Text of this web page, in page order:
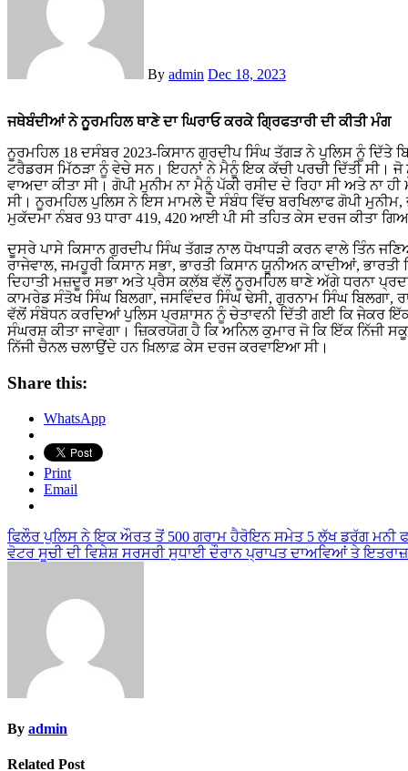
By admin Dec 18, 2023
ਜਥੇਬੰਦੀਆਂ ਨੇ ਨੂਰਮਹਿਲ ਥਾਣੇ ਦਾ ਘਿਰਾਓ ਕਰਕੇ ਗ੍ਰਿਫਤਾਰੀ ਦੀ ਕੀਤੀ ਮੰਗ
ਨੂਰਮਹਿਲ 18 ਦਸੰਬਰ 2023-ਕਿਸਾਨ ਗੁਰਦੀਪ ਸਿੰਘ ਤੱਗੜ ਨੇ ਪੁਲਿਸ ਨੂੰ ਦਿੱਤੇ
ਟਰੈਡਰਸ ਮਿੱਠੜਾ ਨੂੰ ਵੇਚੇ ਸਨ। ਇਹਨਾਂ ਨੇ ਮੈਨੂੰ ਇਕ ਕੱਚੀ ਪਰਚੀ ਦਿੱਤੀ ਸੀ।
ਵਾਅਦਾ ਕੀਤਾ ਸੀ। ਗੋਪੀ ਮੁਨੀਮ ਨਾ ਮੈਨੂੰ ਪੱਕੀ ਰਸੀਦ ਦੇ ਰਿਹਾ ਸੀ ਅਤੇ ਨਾ
ਸੀ। ਨੂਰਮਹਿਲ ਪੁਲਿਸ ਨੇ ਇਸ ਮਾਮਲੇ ਦੇ ਸੰਬੰਧ ਵਿੱਚ ਬਰਖਿਲਾਫ ਗੋਪੀ
ਮੁਕੱਦਮਾ ਨੰਬਰ 93 ਧਾਰਾ 419, 420 ਆਈ ਪੀ ਸੀ ਤਹਿਤ ਕੇਸ ਦਰਜ ਕੀਤਾ
ਦੂਸਰੇ ਪਾਸੇ ਕਿਸਾਨ ਗੁਰਦੀਪ ਸਿੰਘ ਤੱਗੜ ਨਾਲ ਧੋਖਾਧੜੀ ਕਰਨ ਵਾਲੇ ਤਿੰਨ
ਰਾਜੇਵਾਲ, ਜਮਹੂਰੀ ਕਿਸਾਨ ਸਭਾ, ਭਾਰਤੀ ਕਿਸਾਨ ਯੂਨੀਅਨ ਕਾਦੀਆਂ,
ਦਿਹਾਤੀ ਮਜ਼ਦੂਰ ਸਭਾ ਅਤੇ ਪ੍ਰੈਸ ਕਲੱਬ ਵੱਲੋਂ ਨੂਰਮਹਿਲ ਥਾਣੇ ਅੱਗੇ ਧਰਨਾ
ਕਾਮਰੇਡ ਸੰਤੋਖ ਸਿੰਘ ਬਿਲਗਾ, ਜਸਵਿੰਦਰ ਸਿੰਘ ਢੇਸੀ, ਗੁਰਨਾਮ ਸਿੰਘ ਬਿਲਗਾ,
ਵੱਲੋਂ ਸੰਬੋਧਨ ਕਰਦਿਆਂ ਪੁਲਿਸ ਪ੍ਰਸ਼ਾਸਨ ਨੂੰ ਚੇਤਾਵਨੀ ਦਿੱਤੀ ਗਈ ਕਿ ਜੇਕਰ
ਸੰਘਰਸ਼ ਕੀਤਾ ਜਾਵੇਗਾ। ਜ਼ਿਕਰਯੋਗ ਹੈ ਕਿ ਅਨਿਲ ਕੁਮਾਰ ਜੋ ਕਿ ਇੱਕ ਨਿੱਜੀ
ਨਿੱਜੀ ਚੈਨਲ ਚਲਾਉਂਦੇ ਹਨ ਖ਼ਿਲਾਫ਼ ਕੇਸ ਦਰਜ ਕਰਵਾਇਆ ਸੀ।
Share this:
WhatsApp
Print
Email
Post
navigation
ਫਿਲੌਰ ਪੁਲਿਸ ਨੇ ਇਕ ਔਰਤ ਤੋਂ 500 ਗਰਾਮ ਹੈਰੋਇਨ ਸਮੇਤ 5 ਲੱਖ ਡਰੱਗ ਮਨੀ
ਵੋਟਰ ਸੂਚੀ ਦੀ ਵਿਸ਼ੇਸ਼ ਸਰਸਰੀ ਸੁਧਾਈ ਦੌਰਾਨ ਪ੍ਰਾਪਤ ਦਾਅਵਿਆਂ ਤੇ
By admin
Related Post